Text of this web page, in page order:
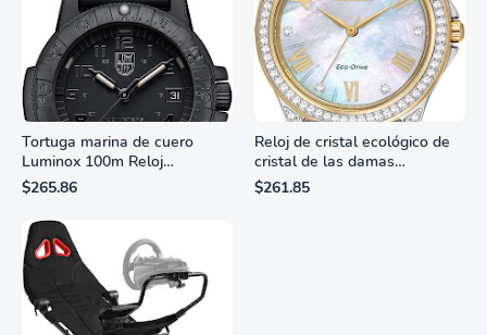
Tortuga marina de cuero
Luminox 100m Reloj
analógico de cuarzo
resistente al agua
$265.86
Reloj de cristal ecológico de
cristal de las damas
ciudadanas, 3 manos,
marcadores de números
$261.85